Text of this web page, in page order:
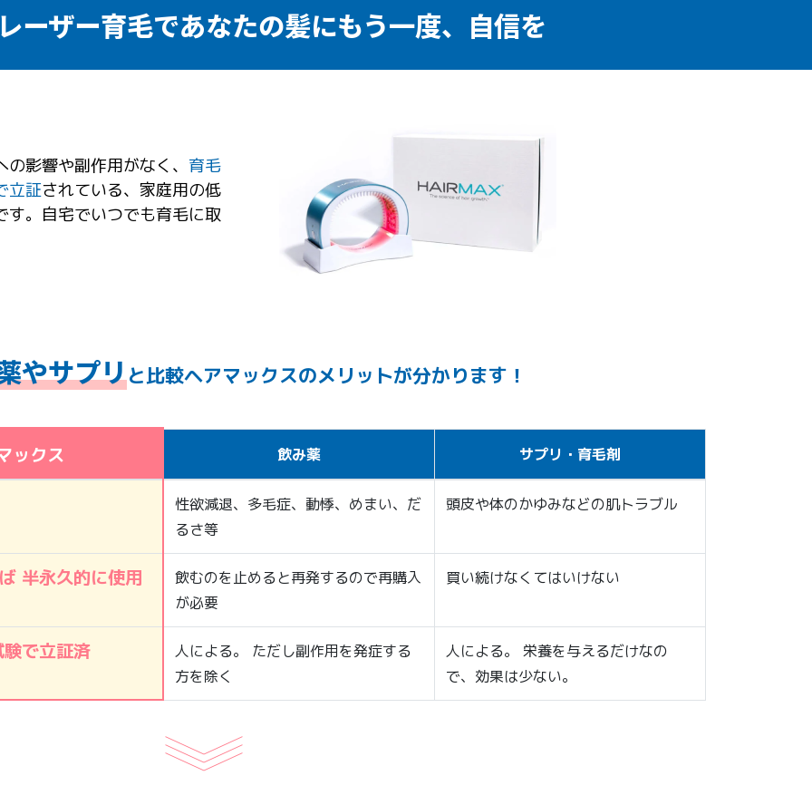
ーザー育毛であなたの髪にもう一度、自信を
影響や副作用がなく、 育毛
立証されている、家庭用の低
す。自宅でいつでも育毛に取
やサプリと比較ヘアマックスのメリットが分かります！
ックス 飲み薬 サプリ・育毛剤
性欲減退、多毛症、動悸、めまい、だ
るさ等
頭皮や体のかゆみなどの肌トラブル
半永久的に使用
飲むのを止めると再発するので再購入
が必要
買い続けなくてはいけない
で立証済
人による。 ただし副作用を発症する
方を除く
人による。 栄養を与えるだけなの
で、効果は少ない。